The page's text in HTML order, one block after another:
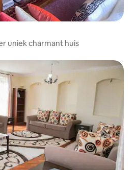
uniek charmant huis